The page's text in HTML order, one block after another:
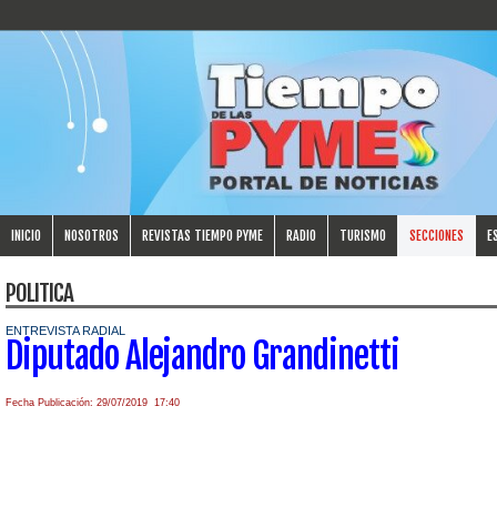
INICIO NOSOTROS REVISTAS TIEMPO PYME RADIO TURISMO SECCIONES
POLITICA
ENTREVISTA RADIAL
Diputado Alejandro Grandinetti
Fecha Publicación: 29/07/2019 17:40